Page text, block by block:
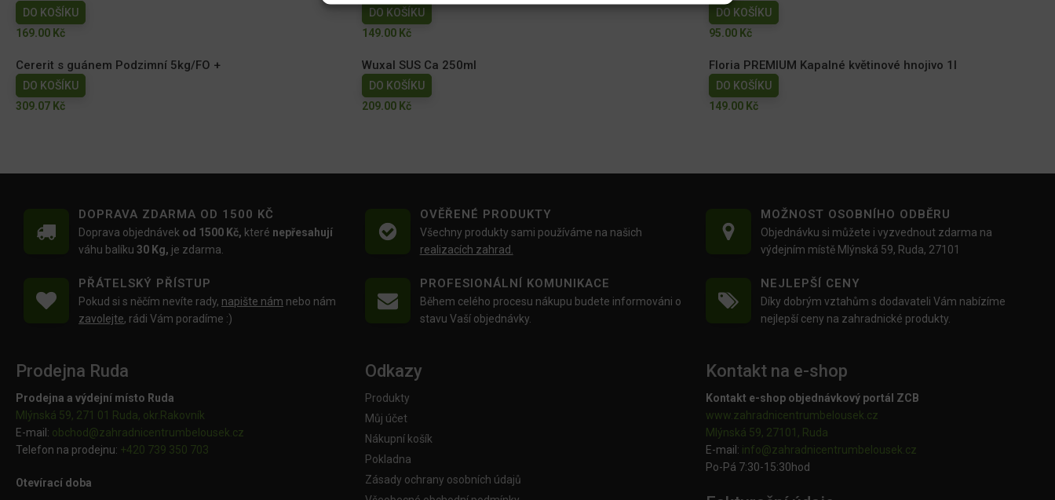
DO KOŠÍKU
169.00 Kč
DO KOŠÍKU
149.00 Kč
DO KOŠÍKU
95.00 Kč
Cererit s guánem Podzimní 5kg/FO +
DO KOŠÍKU
309.07 Kč
Wuxal SUS Ca 250ml
DO KOŠÍKU
209.00 Kč
Floria PREMIUM Kapalné květinové hnojivo 1l
DO KOŠÍKU
149.00 Kč
DOPRAVA ZDARMA OD 1500 KČ
Doprava objednávek od 1500 Kč, které nepřesahují
váhu balíku30 Kg, je zdarma.
OVĚŘENÉ PRODUKTY
Všechny produkty sami používáme na našich
realizacích zahrad.
MOŽNOST OSOBNÍHO ODBĚRU
Objednávku si můžete i vyzvednout zdarma na
výdejním místě Mlýnská 59, Ruda, 27101
PŘÁTELSKÝ PŘÍSTUP
Pokud si s něčím nevíte rady, napište nám nebo nám
zavolejte, rádi Vám poradíme :)
PROFESIONÁLNÍ KOMUNIKACE
Během celého procesu nákupu budete informováni o
stavu Vaší objednávky.
NEJLEPŠÍ CENY
Díky dobrým vztahům s dodavateli Vám nabízíme
nejlepší ceny na zahradnické produkty.
Prodejna Ruda
Prodejna a výdejní místo Ruda
Mlýnská 59, 271 01 Ruda, okr.Rakovník
E-mail: obchod@zahradnicentrumbelousek.cz
Telefon na prodejnu: +420 739 350 703
Otevírací doba
Odkazy
Produkty
Můj účet
Nákupní košík
Pokladna
Zásady ochrany osobních údajů
Kontakt na e-shop
Kontakt e-shop objednávkový portál ZCB
www.zahradnicentrumbelousek.cz
Mlýnská 59, 27101, Ruda
E-mail: info@zahradnicentrumbelousek. cz
Po-Pá 7:30-15:30hod